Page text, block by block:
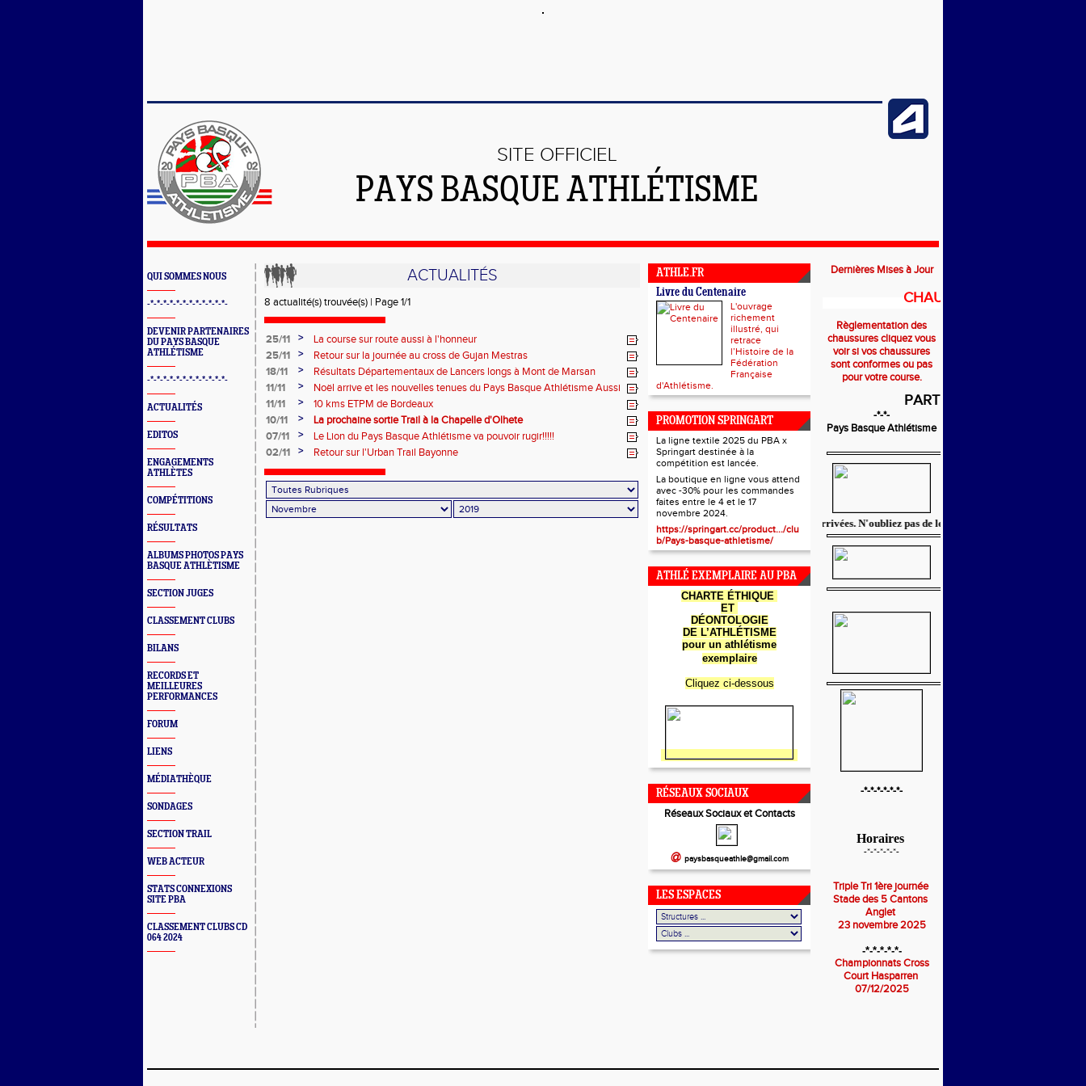
SITE OFFICIEL
PAYS BASQUE ATHLÉTISME
QUI SOMMES NOUS
-*-*-*-*-*-*-*-*-*-*-*-*-
DEVENIR PARTENAIRES
DU PAYS BASQUE
ATHLÉTISME
-*-*-*-*-*-*-*-*-*-*-*-*-
ACTUALITÉS
EDITOS
ENGAGEMENTS
ATHLÈTES
COMPÉTITIONS
RÉSULTATS
ALBUMS PHOTOS PAYS
BASQUE ATHLÈTISME
SECTION JUGES
CLASSEMENT CLUBS
BILANS
RECORDS ET
MEILLEURES
PERFORMANCES
FORUM
LIENS
MÉDIATHÈQUE
SONDAGES
SECTION TRAIL
WEB ACTEUR
STATS CONNEXIONS
SITE PBA
CLASSEMENT CLUBS CD
064 2024
ACTUALITÉS
8 actualité(s) trouvée(s) | Page 1/1
25/11 >
La course sur route aussi à l'honneur
25/11
>
Retour sur la journée au cross de Gujan Mestras
18/11
>
Résultats Départementaux de Lancers longs à Mont de Marsan
11/11
>
Noël arrive et les nouvelles tenues du Pays Basque Athlétisme Aussi
11/11
>
10 kms ETPM de Bordeaux
10/11
>
La prochaine sortie Trail à la Chapelle d'Olhete
07/11
>
Le Lion du Pays Basque Athlétisme va pouvoir rugir!!!!!
02/11
> Retour sur l'Urban Trail Bayonne
ATHLE.FR
Livre du Centenaire
L'ouvrage
richement
illustré, qui
retrace
l’Histoire de la
Fédération
Française
d'Athlétisme.
PROMOTION SPRINGART
La ligne textile 2025 du PBA x
Springart destinée à la
compétition est lancée.
La boutique en ligne vous attend
avec -30% pour les commandes
faites entre le 4 et le 17
novembre 2024.
https://springart.cc/product.../clu
b/Pays-basque-athletisme/
ATHLÉ EXEMPLAIRE AU PBA
CHARTE ÉTHIQUE
ET
DÉONTOLOGIE
DE L’ATHLÉTISME
pour un athlétisme
exemplaire
Cliquez ci-dessous
RÉSEAUX SOCIAUX
Réseaux Sociaux et Contacts
@ paysbasqueathle@gmail.com
LES ESPACES
Dernières Mises à Jour
CHAUSSURES
Règlementation des
chaussures cliquez vous
voir si vos chaussures
sont conformes ou pas
pour votre course.
PARTENAIRES
-*-*-
Pays Basque Athlétisme
Les cartes de réductions sont arrivées. N'oubliez pas de les réclamer à votre club.
-*-*-*-*-*-*-
Horaires
-*-*-*-*-*-
Triple Tri 1ère journée
Stade des 5 Cantons
Anglet
23 novembre 2025
-*-*-*-*-*-
Championnats Cross
Court Hasparren
07/12/2025